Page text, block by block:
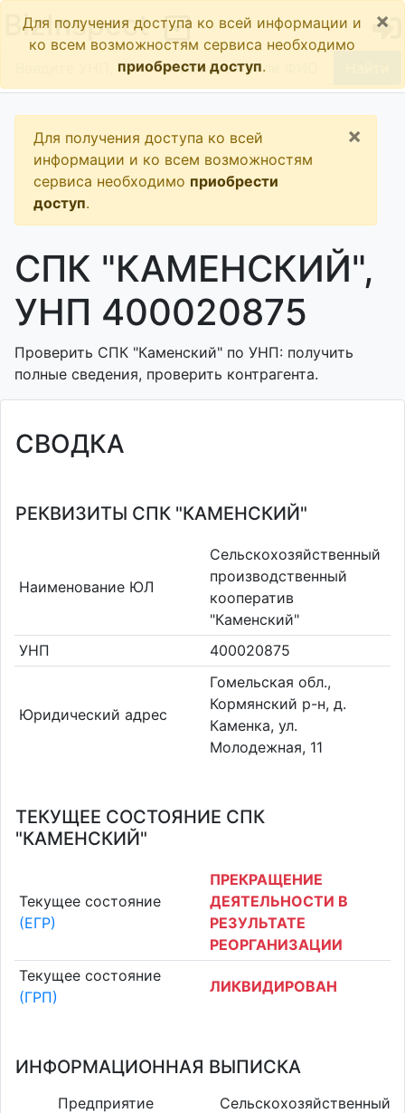
BizInspect
Для получения доступа ко всей информации и
ко всем возможностям сервиса необходимо
приобрести доступ.
×
Для получения доступа ко всей
информации и ко всем возможностям
сервиса необходимо приобрести
доступ.
×
СПК "КАМЕНСКИЙ",
УНП 400020875
Проверить СПК "Каменский" по УНП: получить
полные сведения, проверить контрагента.
СВОДКА
РЕКВИЗИТЫ СПК "КАМЕНСКИЙ"
Наименование ЮЛ
Сельскохозяйственный
производственный
кооператив
"Каменский"
УНП
400020875
Юридический адрес
Гомельская обл.,
Кормянский р-н, д.
Каменка, ул.
Молодежная, 11
ТЕКУЩЕЕ СОСТОЯНИЕ СПК
"КАМЕНСКИЙ"
Текущее состояние
(ЕГР)
ПРЕКРАЩЕНИЕ
ДЕЯТЕЛЬНОСТИ В
РЕЗУЛЬТАТЕ
РЕОРГАНИЗАЦИИ
Текущее состояние
(ГРП)
ЛИКВИДИРОВАН
ИНФОРМАЦИОННАЯ ВЫПИСКА
Предприятие Сельскохозяйственный